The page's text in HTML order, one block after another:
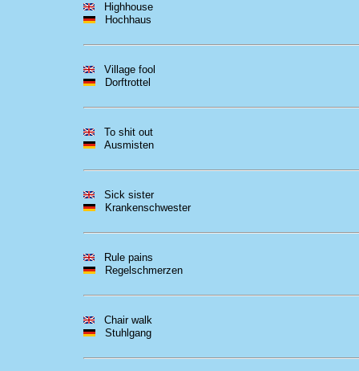
Highhouse
Hochhaus
Village fool
Dorftrottel
To shit out
Ausmisten
Sick sister
Krankenschwester
Rule pains
Regelschmerzen
Chair walk
Stuhlgang